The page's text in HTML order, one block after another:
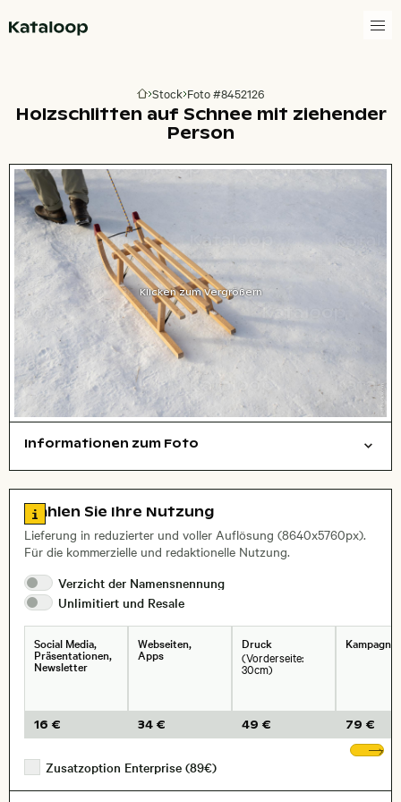
Zur Homepage
Stock Foto #8452126
Holzschlitten auf Schnee mit ziehender
Person
Klicken zum Vergrößern
Informationen zum Foto
Zu den Lizenzinformationen springen
Wählen Sie Ihre Nutzung
Lieferung in reduzierter und voller Auflösung (8640x5760px).
Für die kommerzielle und redaktionelle Nutzung.
Verzicht der Namensnennung
Unlimitiert und Resale
Social Media,
Präsentationen,
Newsletter
16 €
Webseiten,
Apps
34 €
Druck
(Vorderseite:
30cm)
49 € 79 €
Zusatzoption Enterprise (89€)